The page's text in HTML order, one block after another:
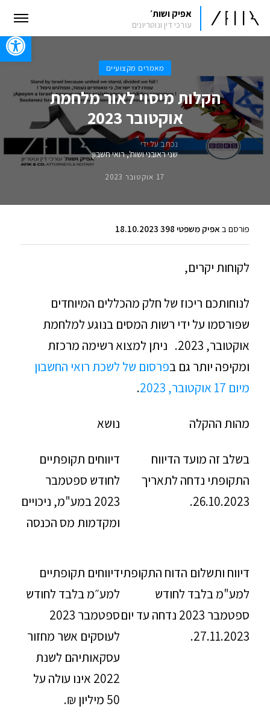
אפיק ושות׳
עורכי דין ונוטריונים
מאמרים מקצועיים
הקלות מיסוי לאור מלחמת
אוקטובר 2023
נכתב על ידי
שני ראובני ושות', רואי חשבון
17 אוקטובר 2023
פורסם ב אפיק משפטי 398 18.10.2023
לקוחות יקרים,
לנוחותכם ריכוז של חלק מהכללים המיוחדים
שפורסמו על ידי רשות המסים בנוגע למלחמת
אוקטובר, 2023. ניתן למצוא רשימה מרכזת
ומקיפה יותר גם בפרסום של לשכת רואי החשבון
מיום 17 אוקטובר, 2023
.
מהות ההקלה נושא
בשלב זה מועד הדיווח
התקופתי נדחה לתאריך
26.10.2023.
דיווחים תקופתיים
לחודש ספטמבר
2023 במע"מ, ניכויים
ומקדמות מס הכנסה
דיווח ותשלום הדוח התקופתי
למע"מ בלבד לחודש
ספטמבר 2023 נדחה עד יום
27.11.2023.
דיווחים תקופתיים
למע״מ בלבד לחודש
ספטמבר 2023
לעוסקים אשר מחזור
עסקאותיהם לשנת
2022 אינו עולה על
50 מיליון ₪.